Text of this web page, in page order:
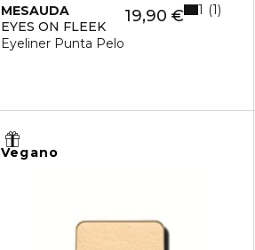
MESAUDA
EYES ON FLEEK
Eyeliner Punta Pelo
19,90 € 1 1
Vegano